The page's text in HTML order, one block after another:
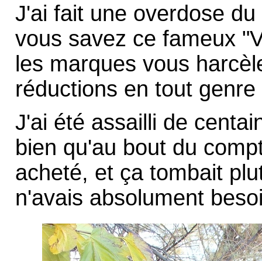
J'ai fait une overdose
vous savez ce fameux
les marques vous
réductions en tout genre
J'ai été assailli de
bien qu'au bout du
acheté, et ça tombait
n'avais absolument